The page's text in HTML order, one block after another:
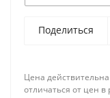
Поделиться
Цена
отличаться от цен